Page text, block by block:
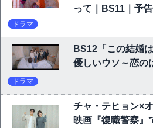
って｜BS11｜予
ドラマ
BS12「この結婚
優しいウソ～恋の
ドラマ
チャ・テヒョン×
映画『復職警察』